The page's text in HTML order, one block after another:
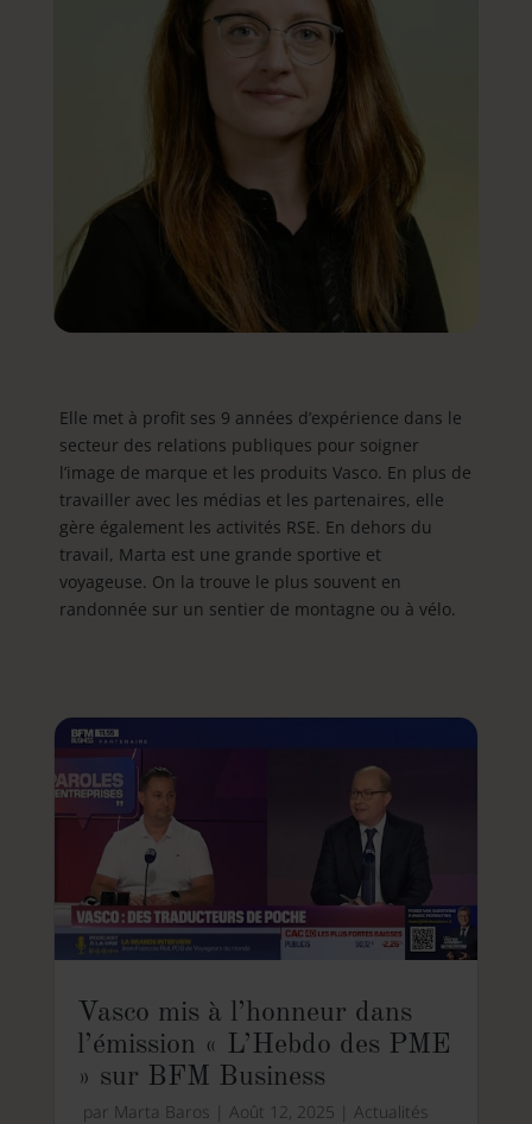
Elle met à profit ses 9 années d’expérience dans le
secteur des relations publiques pour soigner
l’image de marque et les produits Vasco. En plus de
travailler avec les médias et les partenaires, elle
gère également les activités RSE. En dehors du
travail, Marta est une grande sportive et
voyageuse. On la trouve le plus souvent en
randonnée sur un sentier de montagne ou à vélo.
Vasco mis à l’honneur dans
l’émission « L’Hebdo des PME
» sur BFM Business
par Marta Baros Août 12, 2025
Actualités